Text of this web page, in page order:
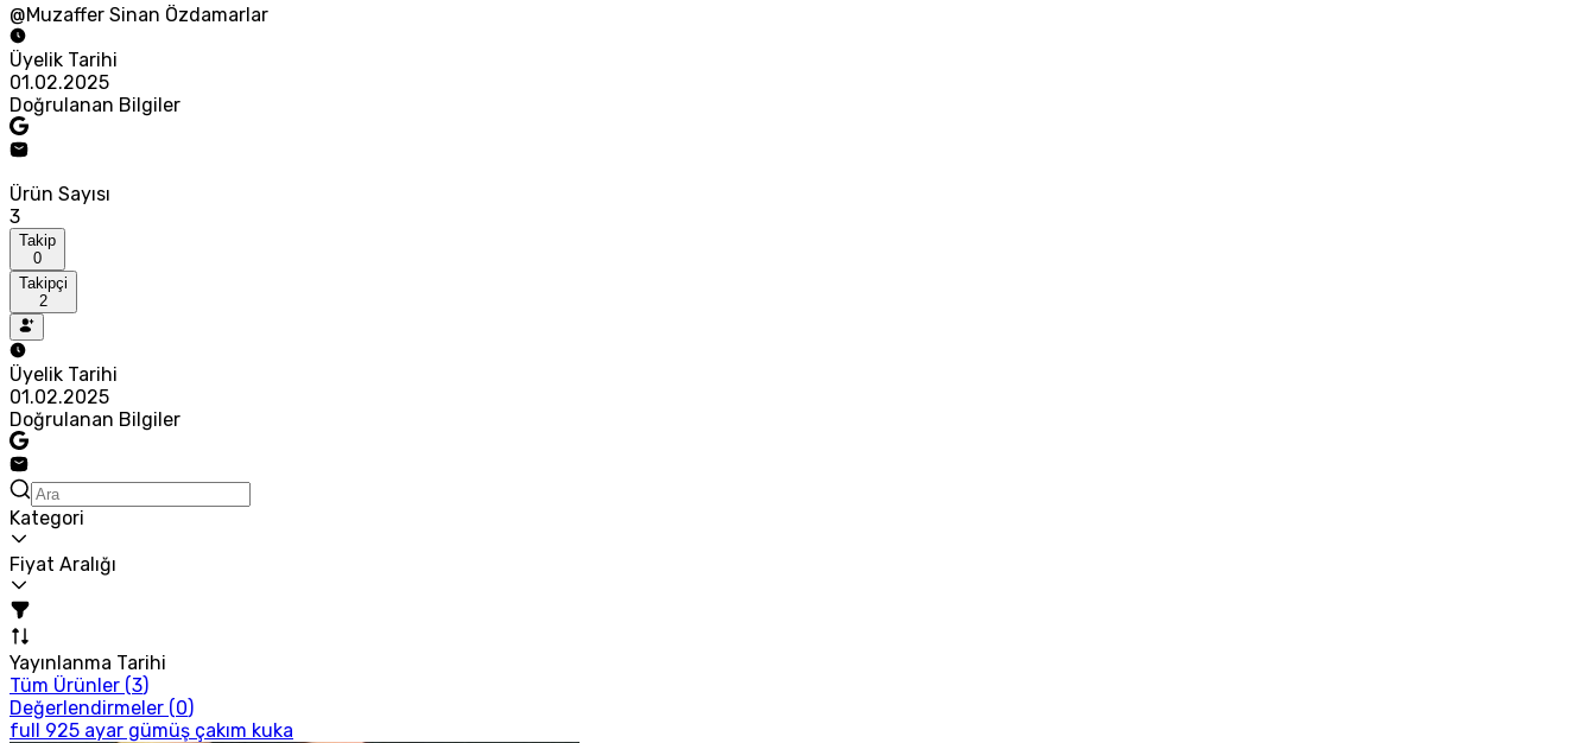
@Muzaffer Sinan Özdamarlar
Üyelik Tarihi
01.02.2025
Doğrulanan Bilgiler
Ürün Sayısı
3
Takip
0
Takipçi
2
Üyelik Tarihi
01.02.2025
Doğrulanan Bilgiler
Kategori
Fiyat Aralığı
Yayınlanma Tarihi
Tüm Ürünler (3)
Değerlendirmeler (0)
full 925 ayar gümüş çakım kuka